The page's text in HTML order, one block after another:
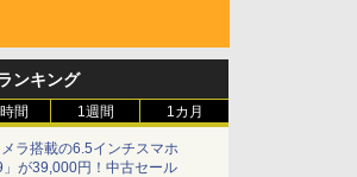
ンキング
間 1週間 1カ月
ラ搭載の6.5インチスマホ
」が39,000円！中古セール